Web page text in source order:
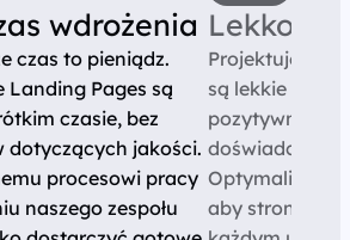
wdrożenia
czas to pieniądz.
Landing Pages są
czasie, bez
dotyczących jakości.
procesowi pracy
naszego zespołu
Lekkość
Projektujemy
są lekkie i
pozytywnie
aby strona